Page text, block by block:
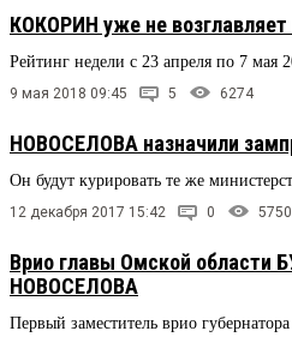
КОКОРИН уже не
Рейтинг недели с 23 апреля по 7 мая
9 мая 2018 09:45 5 6274
НОВОСЕЛОВА назначили
Он будут курировать те же
12 декабря 2017 15:42 0 5750
Врио главы Омской области
НОВОСЕЛОВА
Первый заместитель врио